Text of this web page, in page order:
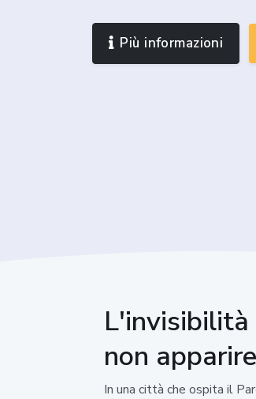
Più informazioni
L'invisibilità
non
In una città che ospita il